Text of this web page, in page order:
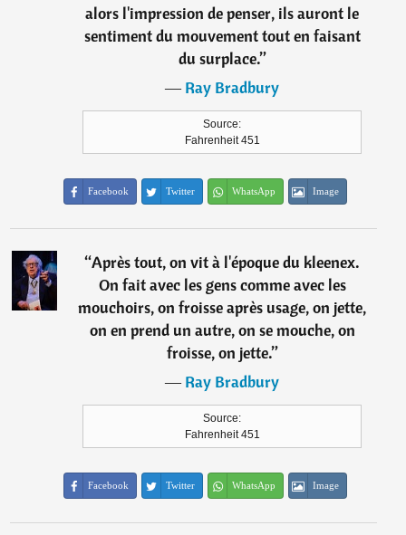
alors l'impression de penser, ils auront le
sentiment du mouvement tout en faisant
du surplace.”
―Ray Bradbury
Source:
Fahrenheit 451
Facebook Twitter WhatsApp Image
“Après tout, on vit à l'époque du kleenex.
On fait avec les gens comme avec les
mouchoirs, on froisse après usage, on jette,
on en prend un autre, on se mouche, on
froisse, on jette.”
―Ray Bradbury
Source:
Fahrenheit 451
Facebook Twitter WhatsApp Image